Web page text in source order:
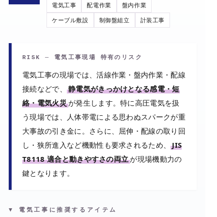
電気工事 配電作業
盤内作業
ケーブル敷設
制御盤組立 計装工事
RISK ─ 電気工事現場 特有のリスク
電気工事の現場では、活線作業・盤内作業・配線
接続などで、
静電気がきっかけとなる感電・短
絡・電気火災が発生します。特に高圧電気を扱
う現場では、人体帯電による思わぬスパークが重
大事故の引き金に。さらに、屈伸・配線の取り回
し・狭所進入など機動性も要求されるため、JIS
T8118 適合と動きやすさの両立が現場機動力の
鍵となります。
▼ 電気工事に推奨するアイテム